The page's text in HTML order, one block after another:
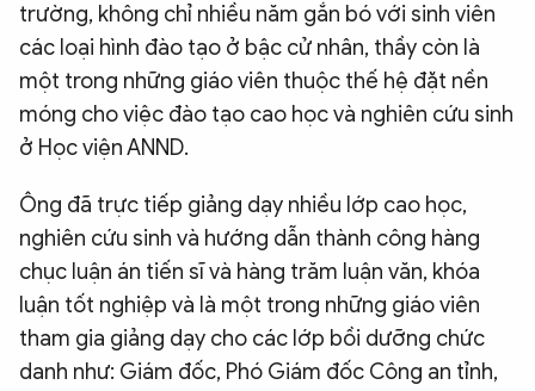
trường, không chỉ nhiều năm gắn bó với sinh viên
các loại hình đào tạo ở bậc cử nhân, thầy còn là
một trong những giáo viên thuộc thế hệ đặt nền
móng cho việc đào tạo cao học và nghiên cứu sinh
ở Học viện ANND.
Ông đã trực tiếp giảng dạy nhiều lớp cao học,
nghiên cứu sinh và hướng dẫn thành công hàng
chục luận án tiến sĩ và hàng trăm luận văn, khóa
luận tốt nghiệp và là một trong những giáo viên
tham gia giảng dạy cho các lớp bồi dưỡng chức
danh như: Giám đốc, Phó Giám đốc Công an tỉnh,